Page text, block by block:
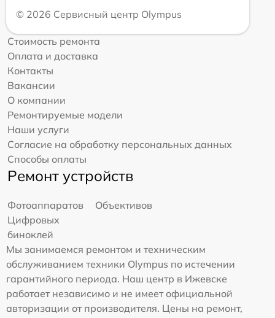
© 2026 Сервисный центр Olympus
Стоимость ремонта
Оплата и доставка
Контакты
Вакансии
О компании
Ремонтируемые модели
Наши услуги
Согласие на обработку персональных данных
Способы оплаты
Ремонт устройств
Фотоаппаратов
Объективов
Цифровых
биноклей
Мы занимаемся ремонтом и техническим
обслуживанием техники Olympus по истечении
гарантийного периода. Наш центр в Ижевске
работает независимо и не имеет официальной
авторизации от производителя. Цены на ремонт,